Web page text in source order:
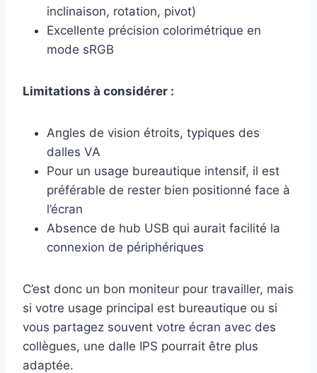
inclinaison, rotation, pivot)
Excellente précision colorimétrique en
mode sRGB
Limitations à considérer :
Angles de vision étroits, typiques des
dalles VA
Pour un usage bureautique intensif, il est
préférable de rester bien positionné face à
l’écran
Absence de hub USB qui aurait facilité la
connexion de périphériques
C’est donc un bon moniteur pour travailler, mais
si votre usage principal est bureautique ou si
vous partagez souvent votre écran avec des
collègues, une dalle IPS pourrait être plus
adaptée.